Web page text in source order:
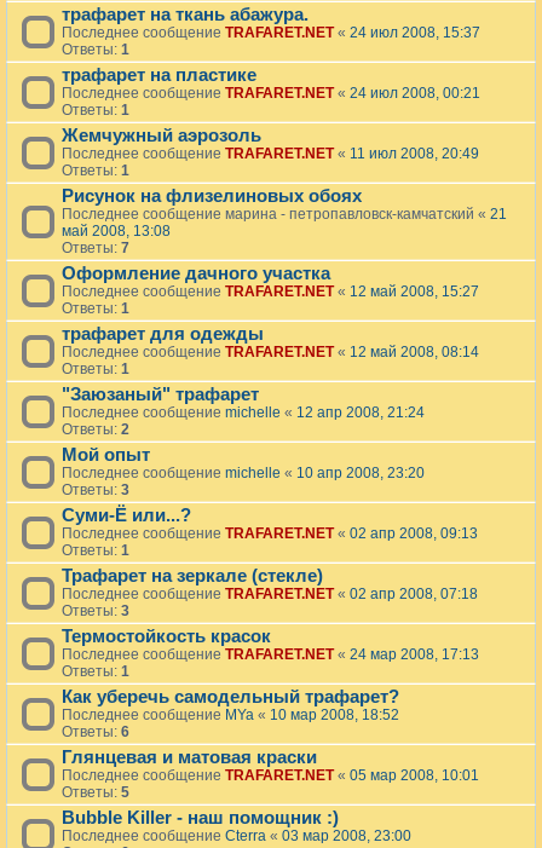
трафарет на ткань абажура.
Последнее сообщение TRAFARET.NET« 24 июл 2008, 15:37
Ответы: 1
трафарет на пластике
Последнее сообщение TRAFARET.NET« 24 июл 2008, 00:21
Ответы: 1
Жемчужный аэрозоль
Последнее сообщение TRAFARET.NET« 11 июл 2008, 20:49
Ответы: 1
Рисунок на флизелиновых обоях
Последнее сообщение марина - петропавловск-камчатский « 21
май 2008, 13:08
Ответы: 7
Оформление дачного участка
Последнее сообщение TRAFARET.NET« 12 май 2008, 15:27
Ответы: 1
трафарет для одежды
Последнее сообщение TRAFARET.NET« 12 май 2008, 08:14
Ответы: 1
"Заюзаный" трафарет
Последнее сообщение michelle « 12 апр 2008, 21:24
Ответы: 2
Мой опыт
Последнее сообщение michelle « 10 апр 2008, 23:20
Ответы: 3
Суми-Ё или...?
Последнее сообщение TRAFARET.NET« 02 апр 2008, 09:13
Ответы: 1
Трафарет на зеркале (стекле)
Последнее сообщение TRAFARET.NET« 02 апр 2008, 07:18
Ответы: 3
Термостойкость красок
Последнее сообщение TRAFARET.NET« 24 мар 2008, 17:13
Ответы: 1
Как уберечь самодельный трафарет?
Последнее сообщение MYa « 10 мар 2008, 18:52
Ответы: 6
Глянцевая и матовая краски
Последнее сообщение TRAFARET.NET« 05 мар 2008, 10:01
Ответы: 5
Bubble Killer - наш помощник :)
Последнее сообщение Cterra « 03 мар 2008, 23:00